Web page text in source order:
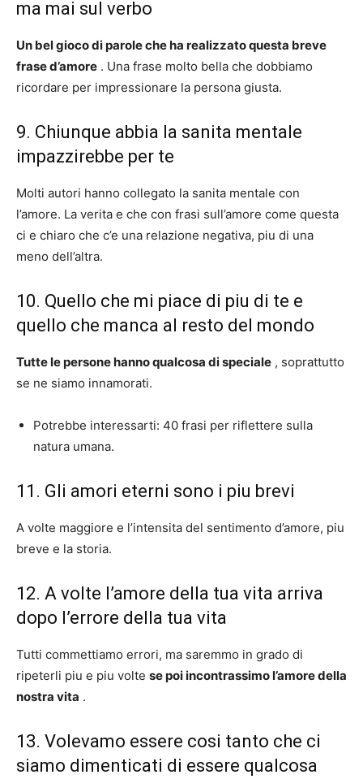
ma mai sul verbo
Un bel gioco di parole che ha realizzato questa breve
frase d’amore . Una frase molto bella che dobbiamo
ricordare per impressionare la persona giusta.
9. Chiunque abbia la sanita mentale
impazzirebbe per te
Molti autori hanno collegato la sanita mentale con
l’amore. La verita e che con frasi sull’amore come questa
ci e chiaro che c’e una relazione negativa, piu di una
meno dell’altra.
10. Quello che mi piace di piu di te e
quello che manca al resto del mondo
Tutte le persone hanno qualcosa di speciale , soprattutto
se ne siamo innamorati.
Potrebbe interessarti: 40 frasi per riflettere sulla
natura umana.
11. Gli amori eterni sono i piu brevi
A volte maggiore e l’intensita del sentimento d’amore, piu
breve e la storia.
12. A volte l’amore della tua vita arriva
dopo l’errore della tua vita
Tutti commettiamo errori, ma saremmo in grado di
ripeterli piu e piu volte se poi incontrassimo l’amore della
nostra vita .
13. Volevamo essere cosi tanto che ci
siamo dimenticati di essere qualcosa